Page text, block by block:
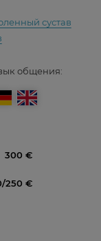
сустав
общения:
300
250